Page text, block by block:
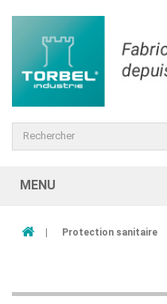
MENU
| Protection sanitaire